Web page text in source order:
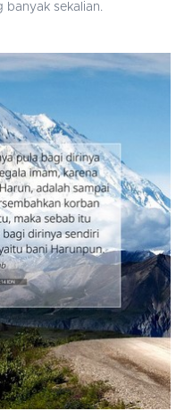
banyak sekalian.